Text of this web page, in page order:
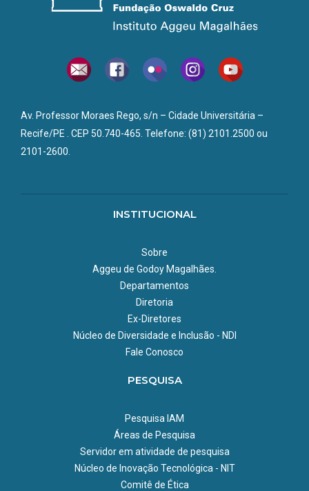
Av. Professor Moraes Rego, s/n – Cidade Universitária –
Recife/PE . CEP 50.740-465. Telefone: (81) 2101.2500 ou
2101-2600.
INSTITUCIONAL
Sobre
Aggeu de Godoy Magalhães.
Departamentos
Diretoria
Ex-Diretores
Núcleo de Diversidade e Inclusão - NDI
Fale Conosco
PESQUISA
Pesquisa IAM
Áreas de Pesquisa
Servidor em atividade de pesquisa
Núcleo de Inovação Tecnológica - NIT
Comitê de Ética